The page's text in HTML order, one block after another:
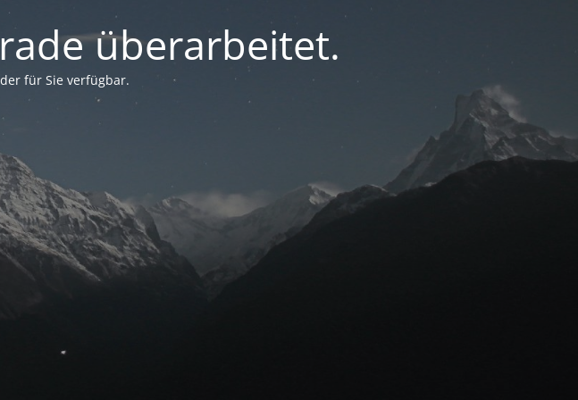
überarbeitet.
für Sie verfügbar.